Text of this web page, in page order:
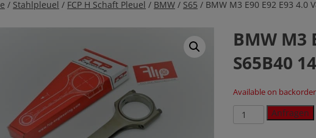
/ Stahlpleuel / FCP H Schaft Pleuel / BMW / S65 / BMW M3 E90 E92 E93 4.0
BMW M3
S65B40
Available on backorder
BMW
M3
Anfragen